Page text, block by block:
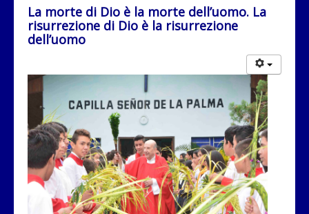
La morte di Dio è la morte dell’uomo. La
risurrezione di Dio è la risurrezione
dell’uomo